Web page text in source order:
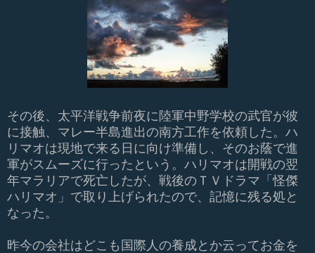
その後、太平洋戦争前夜に陸軍中野学校の武官が彼
に接触、マレー半島進出の南方工作を依頼した。ハ
リマオは現地で来る日に向け準備し、そのお蔭で進
軍がスムーズに行ったという。ハリマオは開戦の翌
年マラリアで死亡したが、戦後のＴＶドラマ「怪傑
ハリマオ」で取り上げられたので、記憶に残る処と
なった。
昨今の会社はどこも国際人の養成とか云ってお金を